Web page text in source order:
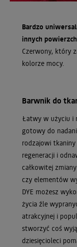
Bardzo
innych
Czerwony, który
kolorze mocy.
Barwnik do
Łatwy w użyciu i
gotowy do
rodzajowi
regeneracji i
całkowitej
czy elementów
DYE możesz
życia źle
atrakcyjnej i
stworzyć coś
dziesięcioleci